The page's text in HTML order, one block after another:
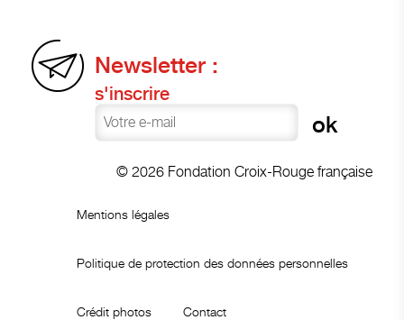
Newsletter :
s'inscrire
© 2026 Fondation Croix-Rouge française
Mentions légales
Politique de protection des données personnelles
Crédit photos Contact